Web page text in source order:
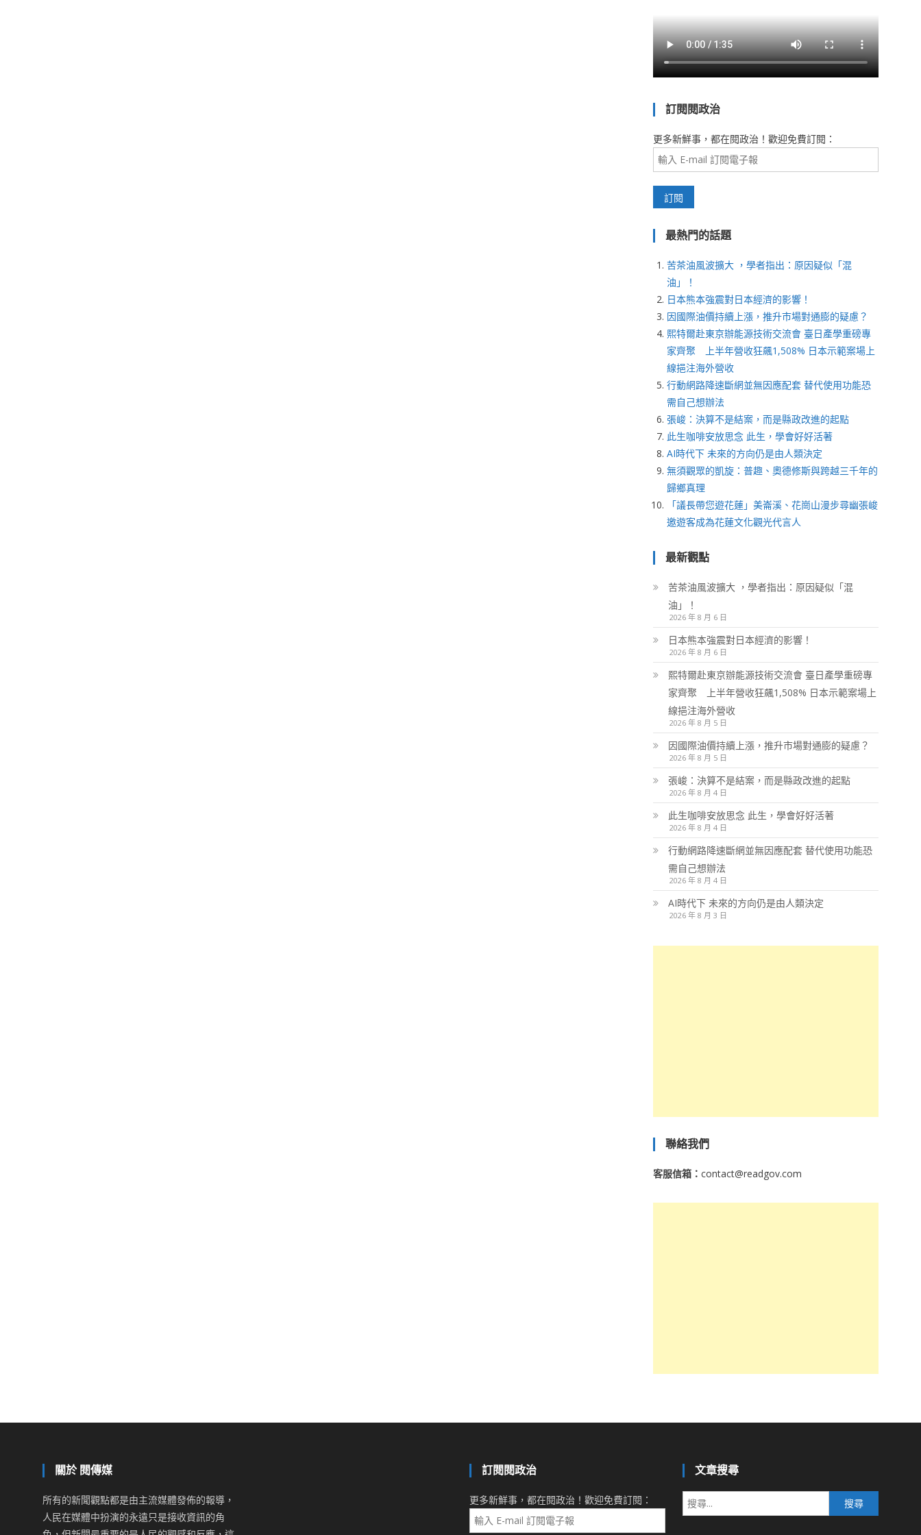
訂閱閱政治
更多新鮮事，都在閱政治！歡迎免費訂閱：
最熱門的話題
苦茶油風波擴大 ，學者指出：原因疑似「混
油」！
日本熊本強震對日本經濟的影響！
因國際油價持續上漲，推升市場對通膨的疑慮？
熙特爾赴東京辦能源技術交流會 臺日產學重磅專
家齊聚 上半年營收狂飆1,508% 日本示範案場上
線挹注海外營收
行動網路降速斷網並無因應配套 替代使用功能恐
需自己想辦法
張峻：決算不是結案，而是縣政改進的起點
此生咖啡安放思念 此生，學會好好活著
AI時代下 未來的方向仍是由人類決定
無須觀眾的凱旋：普趣、奧德修斯與跨越三千年的
歸鄉真理
「議長帶您遊花蓮」美崙溪、花崗山漫步尋幽張峻
邀遊客成為花蓮文化觀光代言人
最新觀點
苦茶油風波擴大 ，學者指出：原因疑似「混
油」！
2026 年 8 月 6 日
日本熊本強震對日本經濟的影響！
2026 年 8 月 6 日
熙特爾赴東京辦能源技術交流會 臺日產學重磅專
家齊聚 上半年營收狂飆1,508% 日本示範案場上
線挹注海外營收
2026 年 8 月 5 日
因國際油價持續上漲，推升市場對通膨的疑慮？
2026 年 8 月 5 日
張峻：決算不是結案，而是縣政改進的起點
2026 年 8 月 4 日
此生咖啡安放思念 此生，學會好好活著
2026 年 8 月 4 日
行動網路降速斷網並無因應配套 替代使用功能恐
需自己想辦法
2026 年 8 月 4 日
AI時代下 未來的方向仍是由人類決定
2026 年 8 月 3 日
聯絡我們
客服信箱： contact@readgov.com
關於 閱傳媒
所有的新聞觀點都是由主流媒體發佈的報導，
人民在媒體中扮演的永遠只是接收資訊的角
訂閱閱政治
更多新鮮事，都在閱政治！歡迎免費訂閱：
文章搜尋
尋